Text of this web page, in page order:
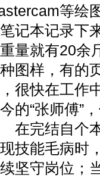
等绘
记本记录下
量就有20余
图样，有的
很快在工作
的“张师傅”
完结自个本
技能毛病时
坚守岗位；